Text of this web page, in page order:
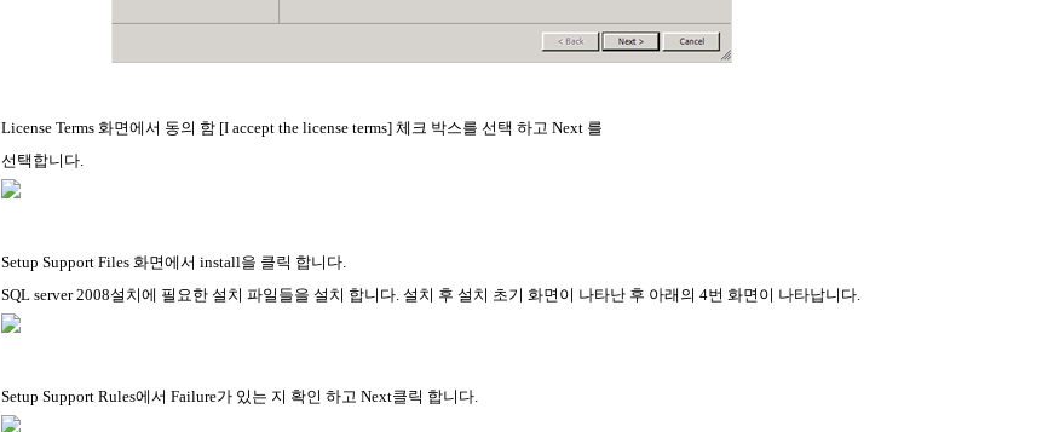
License Terms 화면에서 동의 함 [I accept the license terms] 체크 박스를 선택 하고 Next 를
선택합니다.
Setup Support Files 화면에서 install을 클릭 합니다.
SQL server 2008설치에 필요한 설치 파일들을 설치 합니다. 설치 후 설치 초기 화면이 나타난 후 아래의 4번 화면이 나타납니다.
Setup Support Rules에서 Failure가 있는 지 확인 하고 Next클릭 합니다.